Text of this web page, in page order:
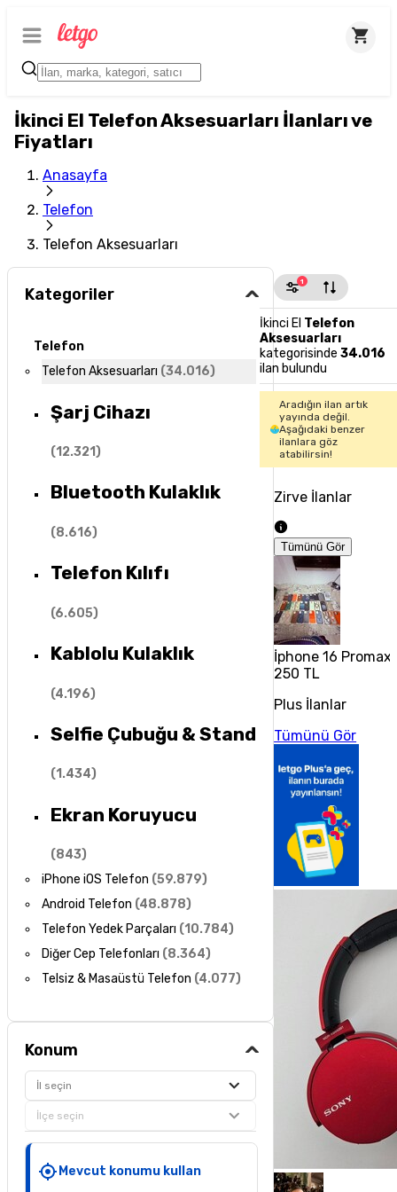
İkinci El Telefon Aksesuarları İlanları ve
Fiyatları
Anasayfa
Telefon
Telefon Aksesuarları
Kategoriler
Telefon
Telefon Aksesuarları (34.016)
Şarj Cihazı
(12.321)
Bluetooth Kulaklık
(8.616)
Telefon Kılıfı
(6.605)
Kablolu Kulaklık
(4.196)
Selfie Çubuğu & Stand
(1.434)
Ekran Koruyucu
(843)
iPhone iOS Telefon (59.879)
Android Telefon (48.878)
Telefon Yedek Parçaları (10.784)
Diğer Cep Telefonları (8.364)
Telsiz & Masaüstü Telefon (4.077)
Konum
İl seçin
İlçe seçin
Mevcut konumu kullan
1
İkinci El Telefon
Aksesuarları
kategorisinde 34.016
ilan bulundu
Aradığın ilan artık
yayında değil.
Aşağıdaki benzer
ilanlara göz
atabilirsin!
Zirve İlanlar
Tümünü Gör
İphone 16 Promax
250 TL
Plus İlanlar
Tümünü Gör